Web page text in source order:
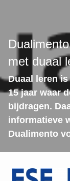
CONTACT
met duaal
Duaal leren
15 jaar waar
bijdragen.
informatieve
Dualimento